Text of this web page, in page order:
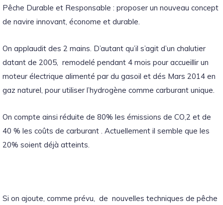
Pêche Durable et Responsable : proposer un nouveau concept
de navire innovant, économe et durable.
On applaudit des 2 mains. D’autant qu’il s’agit d’un chalutier
datant de 2005, remodelé pendant 4 mois pour accueillir un
moteur électrique alimenté par du gasoil et dés Mars 2014 en
gaz naturel, pour utiliser l’hydrogène comme carburant unique.
On compte ainsi réduite de 80% les émissions de CO,2 et de
40 % les coûts de carburant . Actuellement il semble que les
20% soient déjà atteints.
Si on ajoute, comme prévu, de nouvelles techniques de pêche